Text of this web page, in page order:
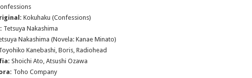
Kokuhaku (Confessions)
Tetsuya Nakashima
Nakashima (Novela: Kanae Minato)
Kanebashi, Boris, Radiohead
Shoichi Ato, Atsushi Ozawa
Toho Company